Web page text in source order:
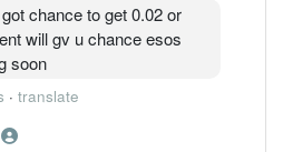
chance to get 0.02 or
will gv u chance esos
soon
· translate